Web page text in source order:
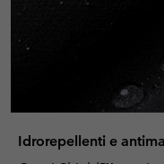
Idrorepellenti e